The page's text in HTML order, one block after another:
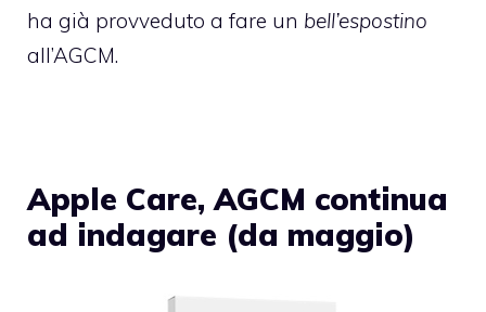
ha già provveduto a fare un bell’espostino
all’AGCM.
Apple Care, AGCM continua
ad indagare (da maggio)